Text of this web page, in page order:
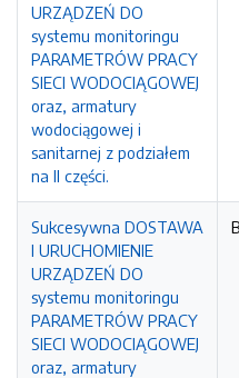
URZĄDZEŃ DO
systemu monitoringu
PARAMETRÓW PRACY
SIECI WODOCIĄGOWEJ
oraz, armatury
wodociągowej i
sanitarnej z podziałem
na II części.
Sukcesywna DOSTAWA
I URUCHOMIENIE
URZĄDZEŃ DO
systemu monitoringu
PARAMETRÓW PRACY
SIECI WODOCIĄGOWEJ
oraz, armatury